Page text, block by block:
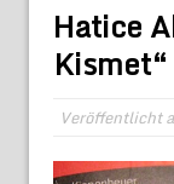
Hatice
Kismet“
Veröffentlicht